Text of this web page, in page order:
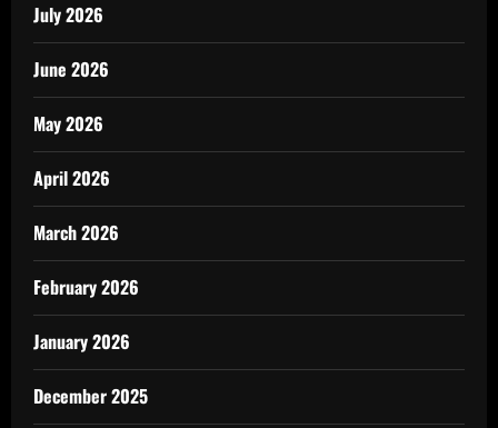
July 2026
June 2026
May 2026
April 2026
March 2026
February 2026
January 2026
December 2025